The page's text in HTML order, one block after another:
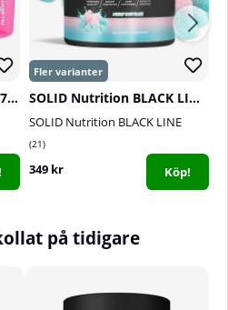
Tillskottsbolaget Shaker, 700 ml SOLID Nutrition BLACK LINE Pump, 360 g
SOLID Nutrition BLACK LINE
21
349 kr Köp!
på tidigare